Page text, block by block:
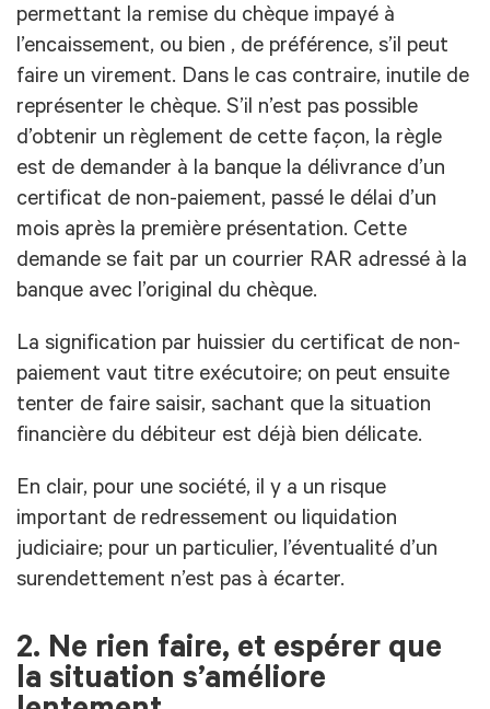
permettant la remise du chèque impayé à
l’encaissement, ou bien , de préférence, s’il peut
faire un virement. Dans le cas contraire, inutile de
représenter le chèque. S’il n’est pas possible
d’obtenir un règlement de cette façon, la règle
est de demander à la banque la délivrance d’un
certificat de non-paiement, passé le délai d’un
mois après la première présentation. Cette
demande se fait par un courrier RAR adressé à la
banque avec l’original du chèque.
La signification par huissier du certificat de non-
paiement vaut titre exécutoire; on peut ensuite
tenter de faire saisir, sachant que la situation
financière du débiteur est déjà bien délicate.
En clair, pour une société, il y a un risque
important de redressement ou liquidation
judiciaire; pour un particulier, l’éventualité d’un
surendettement n’est pas à écarter.
2. Ne rien faire, et espérer que
la situation s’améliore